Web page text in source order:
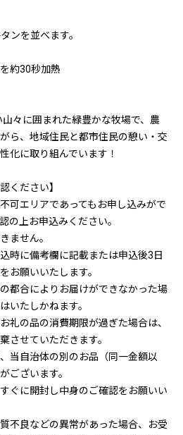
ンを並べます。
約30秒加熱
々に囲まれた緑豊かな牧場で、農
ら、地域住民と都市住民の憩い・交
化に取り組んでいます！
ください】
可エリアであってもお申し込みがで
の上お申込みください。
ません。
時に備考欄に記載または申込後3日
お願いいたします。
都合によりお届けができなかった場
いたしかねます。
礼の品の消費期限が過ぎた場合は、
させていただきます。
当自治体の別のお品（同一金額以
ございます。
ぐに開封し中身のご確認をお願いい
不良などの異常があった場合、お受